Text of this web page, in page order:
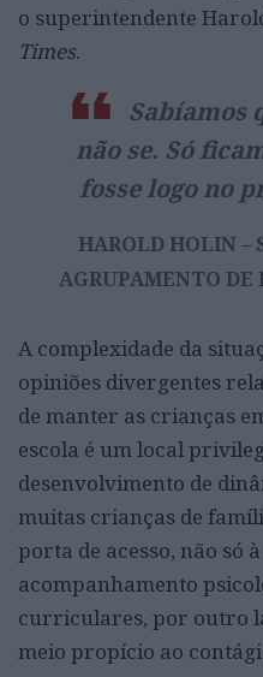
o superintendente
Times.
Sabíamos
não se. Só
fosse logo no
HAROLD HOLIN –
AGRUPAMENTO DE
A complexidade da
opiniões divergentes
de manter as crianças
escola é um local
desenvolvimento de
muitas crianças de
porta de acesso, não só
acompanhamento
curriculares, por outro
meio propício ao